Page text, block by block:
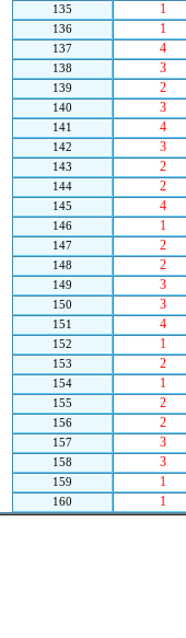
1
135
1
136
4
137
3
138
2
139
3
140
4
141
3
142
2
143
2
144
4
145
1
146
2
147
2
148
3
149
3
150
4
151
1
152
2
153
1
154
2
155
2
156
3
157
3
158
1
159
1
160